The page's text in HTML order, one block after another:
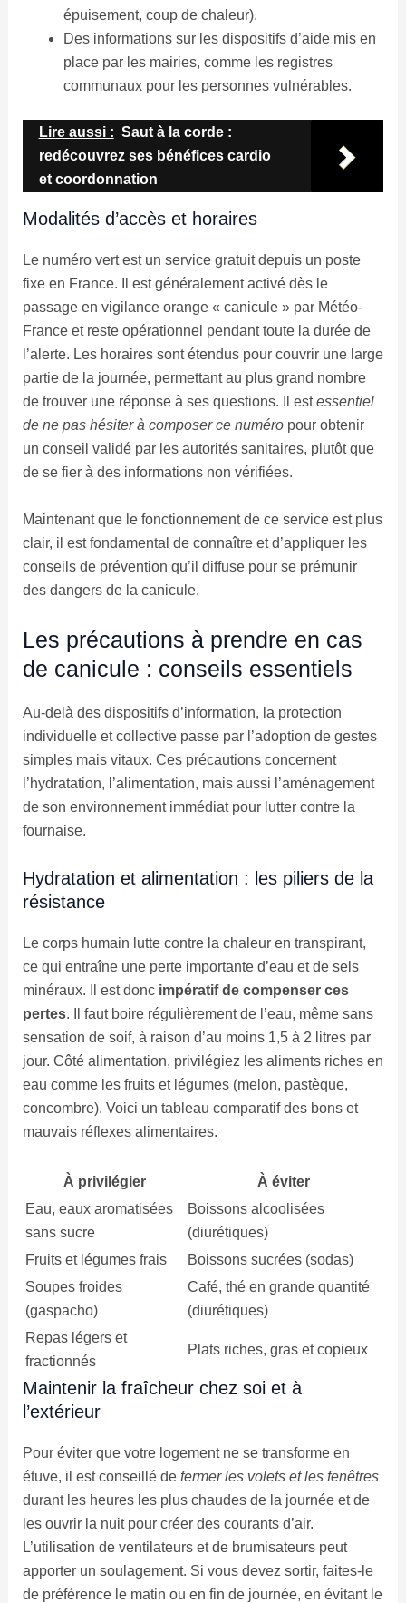
épuisement, coup de chaleur).
Des informations sur les dispositifs d’aide mis en
place par les mairies, comme les registres
communaux pour les personnes vulnérables.
Lire aussi : Saut à la corde :
redécouvrez ses bénéfices cardio
et coordonnation
Modalités d’accès et horaires
Le numéro vert est un service gratuit depuis un poste
fixe en France. Il est généralement activé dès le
passage en vigilance orange « canicule » par Météo-
France et reste opérationnel pendant toute la durée de
l’alerte. Les horaires sont étendus pour couvrir une large
partie de la journée, permettant au plus grand nombre
de trouver une réponse à ses questions. Il estessentiel
de ne pas hésiter à composer ce numéropour obtenir
un conseil validé par les autorités sanitaires, plutôt que
de se fier à des informations non vérifiées.
Maintenant que le fonctionnement de ce service est plus
clair, il est fondamental de connaître et d’appliquer les
conseils de prévention qu’il diffuse pour se prémunir
des dangers de la canicule.
Les précautions à prendre en cas
de canicule : conseils essentiels
Au-delà des dispositifs d’information, la protection
individuelle et collective passe par l’adoption de gestes
simples mais vitaux. Ces précautions concernent
l’hydratation, l’alimentation, mais aussi l’aménagement
de son environnement immédiat pour lutter contre la
fournaise.
Hydratation et alimentation : les piliers de la
résistance
Le corps humain lutte contre la chaleur en transpirant,
ce qui entraîne une perte importante d’eau et de sels
minéraux. Il est donc impératif de compenser ces
pertes. Il faut boire régulièrement de l’eau, même sans
sensation de soif, à raison d’au moins 1,5 à 2 litres par
jour. Côté alimentation, privilégiez les aliments riches en
eau comme les fruits et légumes (melon, pastèque,
concombre). Voici un tableau comparatif des bons et
mauvais réflexes alimentaires.
À privilégier
À éviter
Eau, eaux aromatisées
sans sucre
Boissons alcoolisées
(diurétiques)
Fruits et légumes frais
Boissons sucrées (sodas)
Soupes froides
(gaspacho)
Café, thé en grande quantité
(diurétiques)
Repas légers et
fractionnés
Plats riches, gras et copieux
Maintenir la fraîcheur chez soi et à
l’extérieur
Pour éviter que votre logement ne se transforme en
étuve, il est conseillé de fermer les volets et les fenêtres
durant les heures les plus chaudes de la journée et de
les ouvrir la nuit pour créer des courants d’air.
L’utilisation de ventilateurs et de brumisateurs peut
apporter un soulagement. Si vous devez sortir, faites-le
de préférence le matin ou en fin de journée, en évitant le